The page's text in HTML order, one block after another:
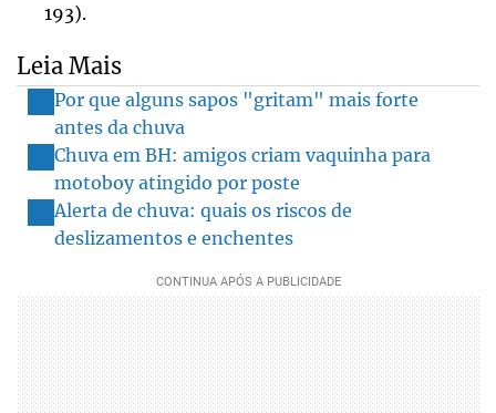
193).
Leia Mais
Por que alguns sapos "gritam" mais forte
antes da chuva
Chuva em BH: amigos criam vaquinha para
motoboy atingido por poste
Alerta de chuva: quais os riscos de
deslizamentos e enchentes